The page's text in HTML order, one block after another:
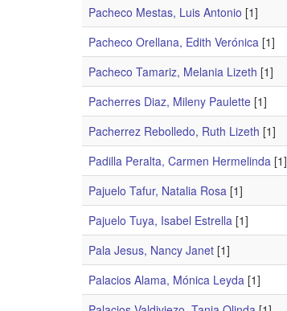
Pacheco Mestas, Luis Antonio [1]
Pacheco Orellana, Edith Verónica [1]
Pacheco Tamariz, Melania Lizeth [1]
Pacherres Diaz, Mileny Paulette [1]
Pacherrez Rebolledo, Ruth Lizeth [1]
Padilla Peralta, Carmen Hermelinda [1]
Pajuelo Tafur, Natalia Rosa [1]
Pajuelo Tuya, Isabel Estrella [1]
Pala Jesus, Nancy Janet [1]
Palacios Alama, Mónica Leyda [1]